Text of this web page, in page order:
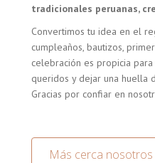
tradicionales peruanas,
Convertimos tu idea en el
cumpleaños, bautizos,
celebración es propicia
queridos y dejar una huella
Gracias por confiar en
Más cerca nosotros